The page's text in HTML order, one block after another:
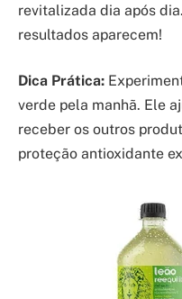
revitalizada dia após
resultados aparecem!
Dica Prática:
verde pela manhã. Ele
receber os outros
proteção antioxidante